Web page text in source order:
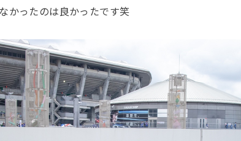
かったのは良かったです笑